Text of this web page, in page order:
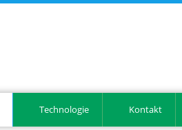
Technologie Kontakt